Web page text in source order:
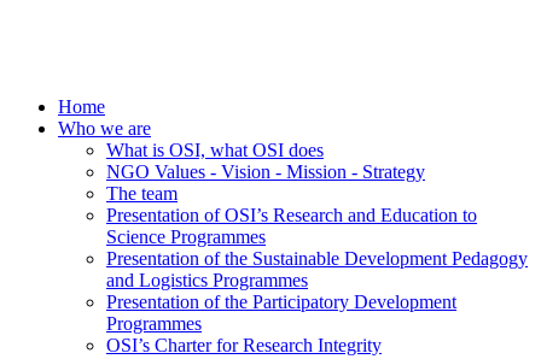
Home
Who we are
What is OSI, what OSI does
NGO Values - Vision - Mission - Strategy
The team
Presentation of OSI’s Research and Education to
Science Programmes
Presentation of the Sustainable Development Pedagogy
and Logistics Programmes
Presentation of the Participatory Development
Programmes
OSI’s Charter for Research Integrity